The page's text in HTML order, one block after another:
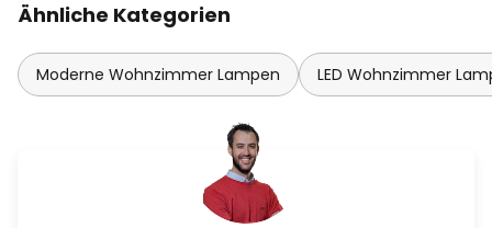
Ähnliche Kategorien
Moderne Wohnzimmer Lampen LED Wohnzimmer